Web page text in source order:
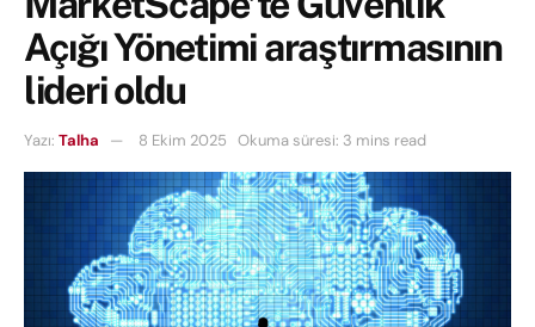
Açığı Yönetimi araştırmasının
lideri oldu
Yazı: Talha 8 Ekim 2025 Okuma süresi: 3 mins read